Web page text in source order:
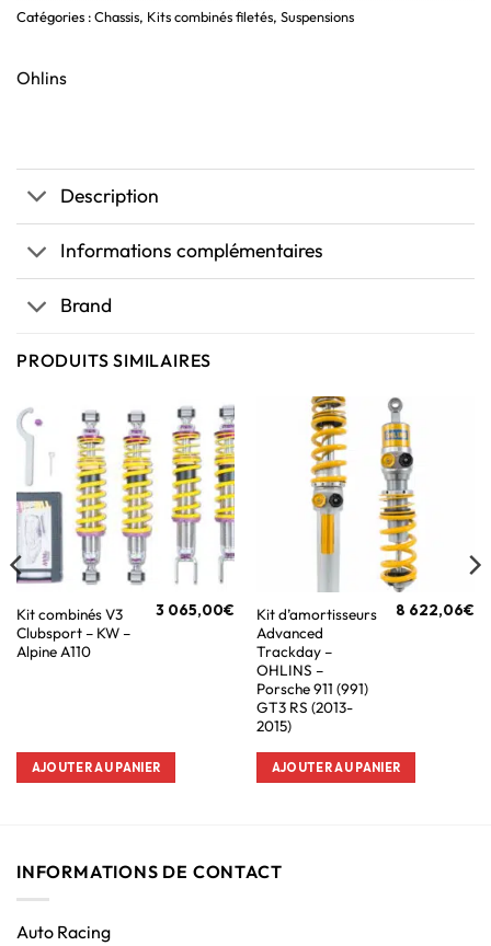
Catégories :Chassis, Kits combinés filetés, Suspensions
Ohlins
Description
Informations complémentaires
Brand
PRODUITS SIMILAIRES
Kit combinés V3
Clubsport – KW –
Alpine A110
3 065,00€
AJOUTER AU PANIER
Kit d’amortisseurs
Advanced
Trackday –
OHLINS –
Porsche 911 (991)
GT3 RS (2013-
2015)
8 622,06€
AJOUTER AU PANIER
INFORMATIONS DE CONTACT
Auto Racing